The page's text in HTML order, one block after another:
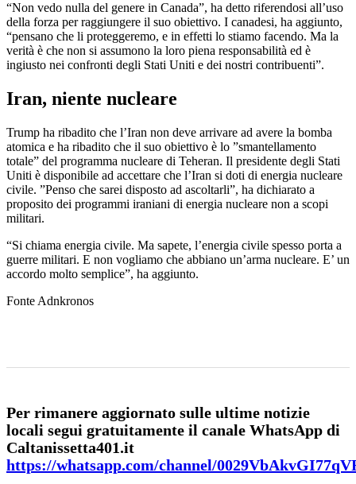
“Non vedo nulla del genere in Canada”, ha detto riferendosi all’uso
della forza per raggiungere il suo obiettivo. I canadesi, ha aggiunto,
“pensano che li proteggeremo, e in effetti lo stiamo facendo. Ma la
verità è che non si assumono la loro piena responsabilità ed è
ingiusto nei confronti degli Stati Uniti e dei nostri contribuenti”.
Iran, niente nucleare
Trump ha ribadito che l’Iran non deve arrivare ad avere la bomba
atomica e ha ribadito che il suo obiettivo è lo ”smantellamento
totale” del programma nucleare di Teheran. Il presidente degli Stati
Uniti è disponibile ad accettare che l’Iran si doti di energia nucleare
civile. ”Penso che sarei disposto ad ascoltarli”, ha dichiarato a
proposito dei programmi iraniani di energia nucleare non a scopi
militari.
“Si chiama energia civile. Ma sapete, l’energia civile spesso porta a
guerre militari. E non vogliamo che abbiano un’arma nucleare. E’ un
accordo molto semplice”, ha aggiunto.
Fonte Adnkronos
Per rimanere aggiornato sulle ultime notizie
locali segui gratuitamente il canale WhatsApp di
Caltanissetta401.it
https://whatsapp.com/channel/